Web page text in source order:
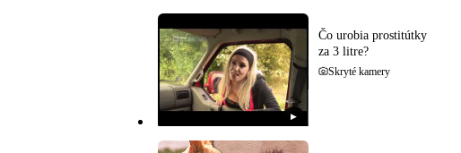
▶
Čo urobia prostitútky
za 3 litre?
Skryté kamery